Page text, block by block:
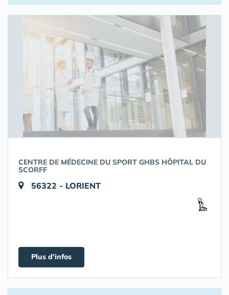
CENTRE DE MÉDECINE DU SPORT GHBS HÔPITAL DU
SCORFF
56322 - LORIENT
Plus d'infos